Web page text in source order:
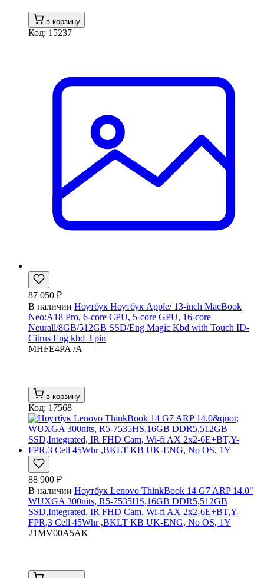
в корзину
Код: 15237
87 050 ₽
В наличии Ноутбук Ноутбук Apple/ 13-inch MacBook
Neo:A18 Pro, 6-core CPU, 5-core GPU, 16-core
Neurall/8GB/512GB SSD/Eng Magic Kbd with Touch ID-
Citrus Eng kbd 3 pin
MHFE4PA /A
в корзину
Код: 17568
88 900 ₽
В наличии Ноутбук Lenovo ThinkBook 14 G7 ARP 14.0"
WUXGA 300nits, R5-7535HS,16GB DDR5,512GB
SSD,Integrated, IR FHD Cam, Wi-fi AX 2x2-6E+BT,Y-
FPR,3 Cell 45Whr ,BKLT KB UK-ENG, No OS, 1Y
21MV00A5AK